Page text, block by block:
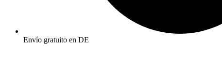
Envío gratuito en DE